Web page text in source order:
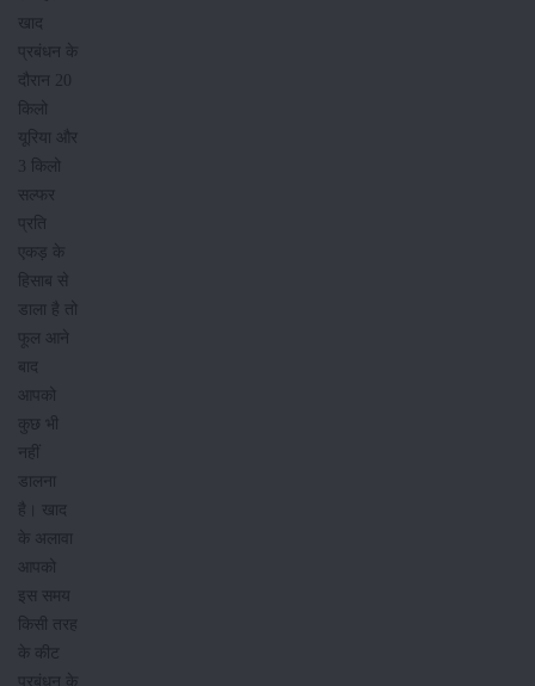
खाद
प्रबंधन के
दौरान 20
किलो
यूरिया और
3 किलो
सल्फर
प्रति
एकड़ के
हिसाब से
डाला है तो
फूल आने
बाद
आपको
कुछ भी
नहीं
डालना
है। खाद
के अलावा
आपको
इस समय
किसी तरह
के कीट
प्रबंधन के